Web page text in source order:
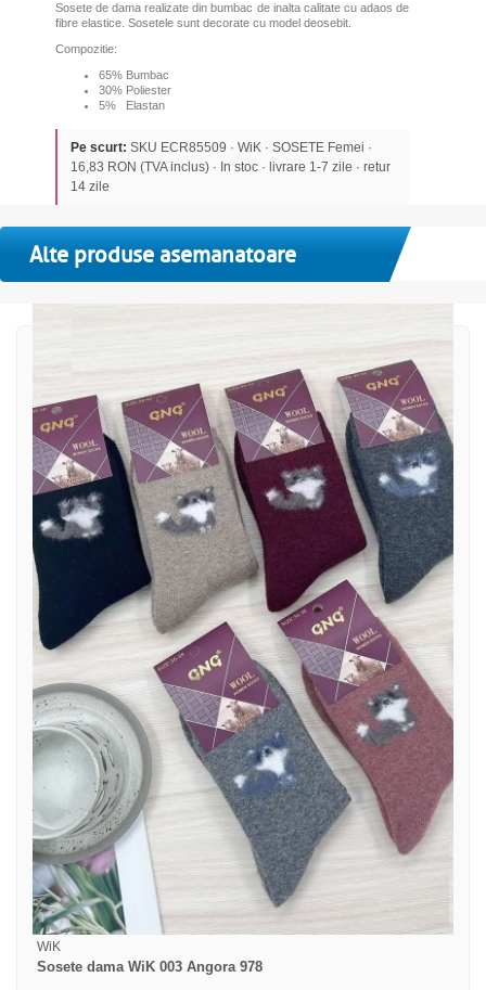
Sosete de dama realizate din bumbac de inalta calitate cu adaos de
fibre elastice. Sosetele sunt decorate cu model deosebit.
Compozitie:
65% Bumbac
30% Poliester
5% Elastan
Pe scurt: SKU ECR85509 · WiK · SOSETE Femei ·
16,83 RON (TVA inclus) · In stoc · livrare 1-7 zile · retur
14 zile
Alte produse asemanatoare
WiK
Sosete dama WiK 003 Angora 978